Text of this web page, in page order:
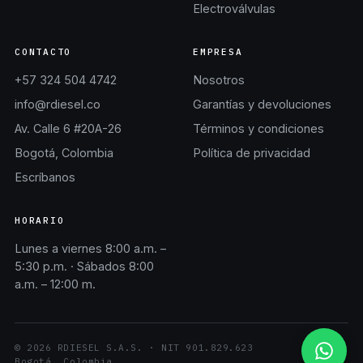
Electroválvulas
CONTACTO
+57 324 504 4742
info@rdiesel.co
Av. Calle 6 #20A-26
Bogotá, Colombia
Escríbanos
EMPRESA
Nosotros
Garantías y devoluciones
Términos y condiciones
Política de privacidad
HORARIO
Lunes a viernes 8:00 a.m. –
5:30 p.m. · Sábados 8:00
a.m. – 12:00 m.
© 2026 RDIESEL S.A.S. · NIT 901.829.623